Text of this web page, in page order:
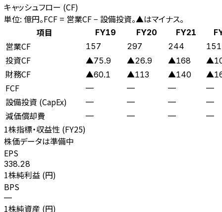
キャッシュフロー (CF)
単位: 億円。FCF = 営業CF − 設備投資。▲はマイナス。
項目
FY19 FY20 FY21
営業CF 157 297 244 151
投資CF ▲75.9 ▲26.9 ▲168
財務CF ▲60.1 ▲113 ▲140
FCF — — — —
設備投資 (CapEx) — — — —
減価償却費 — — — —
1株指標・収益性 (FY25)
株価データは準備中
EPS
338.28
1株純利益 (円)
BPS
—
1株純資産 (円)